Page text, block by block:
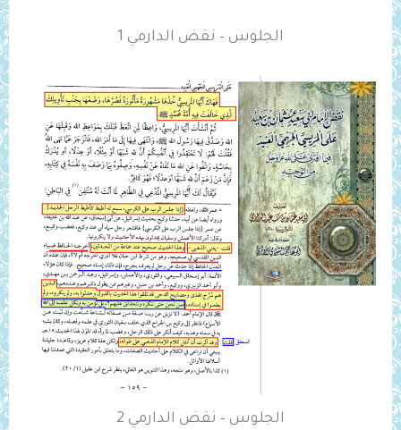
الجلوس – نقض الدارمي 1
الجلوس – نقض الدارمي 2